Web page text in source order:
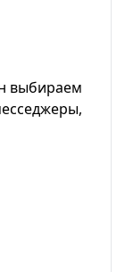
выбираем